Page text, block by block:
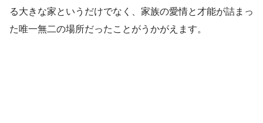
る大きな家というだけでなく、家族の愛情と才能が詰まっ
た唯一無二の場所だったことがうかがえます。